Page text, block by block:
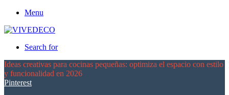
Menu
Search for
Ideas creativas para cocinas pequeñas: optimiza el espacio con estilo
y funcionalidad en 2026
Pinterest